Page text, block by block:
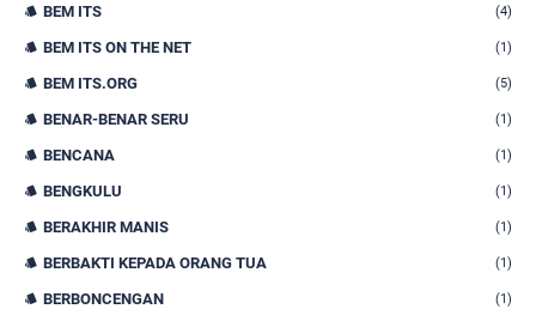
BEM ITS (4)
BEM ITS ON THE NET (1)
BEM ITS.ORG (5)
BENAR-BENAR SERU (1)
BENCANA (1)
BENGKULU (1)
BERAKHIR MANIS (1)
BERBAKTI KEPADA ORANG TUA (1)
BERBONCENGAN (1)